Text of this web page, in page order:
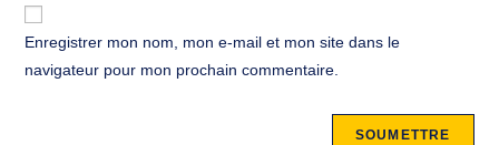
Enregistrer mon nom, mon e-mail et mon site dans le
navigateur pour mon prochain commentaire.